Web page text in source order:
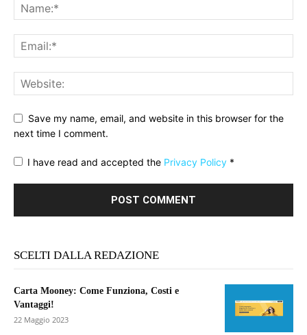
Save my name, email, and website in this browser for the
next time I comment.
I have read and accepted the Privacy Policy *
SCELTI DALLA REDAZIONE
Carta Mooney: Come Funziona, Costi e
Vantaggi!
22 Maggio 2023